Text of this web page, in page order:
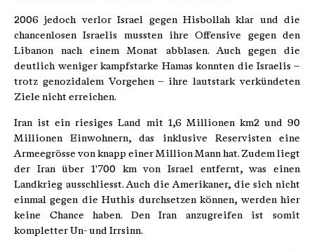
2006 jedoch verlor Israel gegen Hisbollah klar und die
chancenlosen Israelis mussten ihre Offensive gegen den
Libanon nach einem Monat abblasen. Auch gegen die
deutlich weniger kampfstarke Hamas konnten die Israelis –
trotz genozidalem Vorgehen – ihre lautstark verkündeten
Ziele nicht erreichen.
Iran ist ein riesiges Land mit 1,6 Millionen km2 und 90
Millionen Einwohnern, das inklusive Reservisten eine
Armeegrösse von knapp einer Million Mann hat. Zudem liegt
der Iran über 1'700 km von Israel entfernt, was einen
Landkrieg ausschliesst. Auch die Amerikaner, die sich nicht
einmal gegen die Huthis durchsetzen können, werden hier
keine Chance haben. Den Iran anzugreifen ist somit
kompletter Un- und Irrsinn.